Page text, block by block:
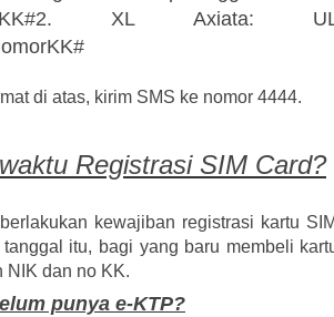
2. XL Axiata:
di atas, kirim SMS ke nomor 4444.
Registrasi SIM Card?
kewajiban registrasi kartu
tanggal itu, bagi yang baru membeli
NIK dan no KK.
punya e-KTP?